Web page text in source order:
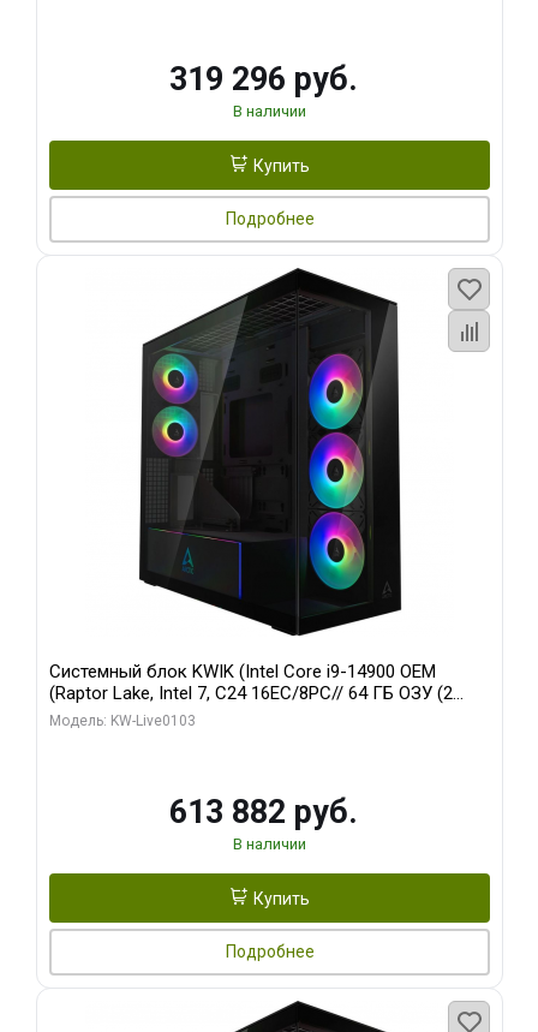
319 296 руб.
В наличии
Купить
Подробнее
Системный блок KWIK (Intel Core i9-14900 OEM
(Raptor Lake, Intel 7, C24 16EC/8PC// 64 ГБ ОЗУ (2
модуля)/ Afox RTX4090 24GB GDDR6X 384-Bit 3xDP
Модель: KW-Live0103
613 882 руб.
В наличии
Купить
Подробнее